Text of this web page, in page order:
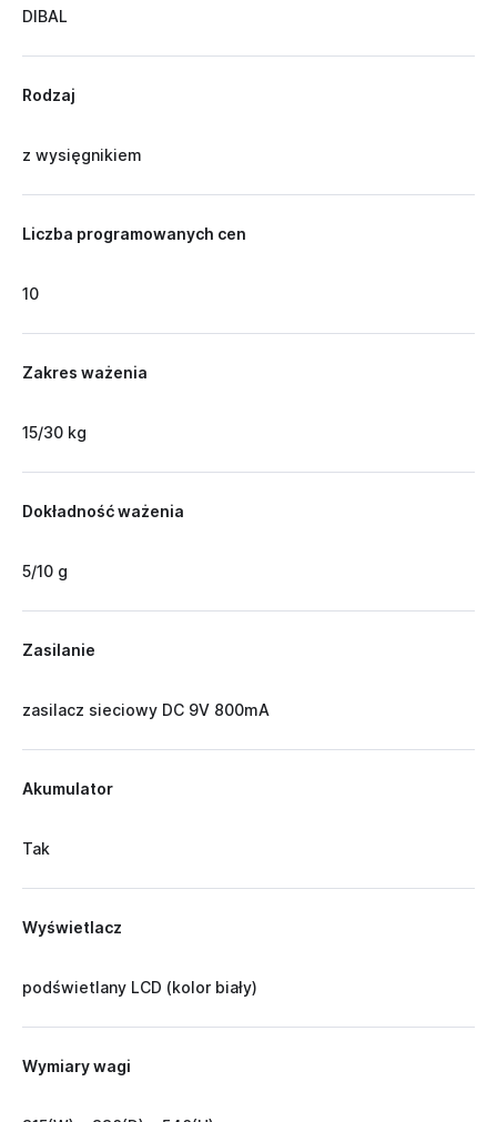
DIBAL
Rodzaj
z wysięgnikiem
Liczba programowanych cen
10
Zakres ważenia
15/30 kg
Dokładność ważenia
5/10 g
Zasilanie
zasilacz sieciowy DC 9V 800mA
Akumulator
Tak
Wyświetlacz
podświetlany LCD (kolor biały)
Wymiary wagi